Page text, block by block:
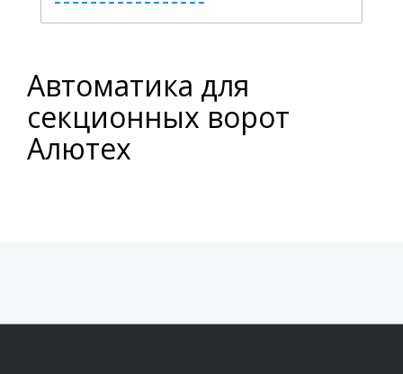
Автоматика для
секционных ворот
Алютех